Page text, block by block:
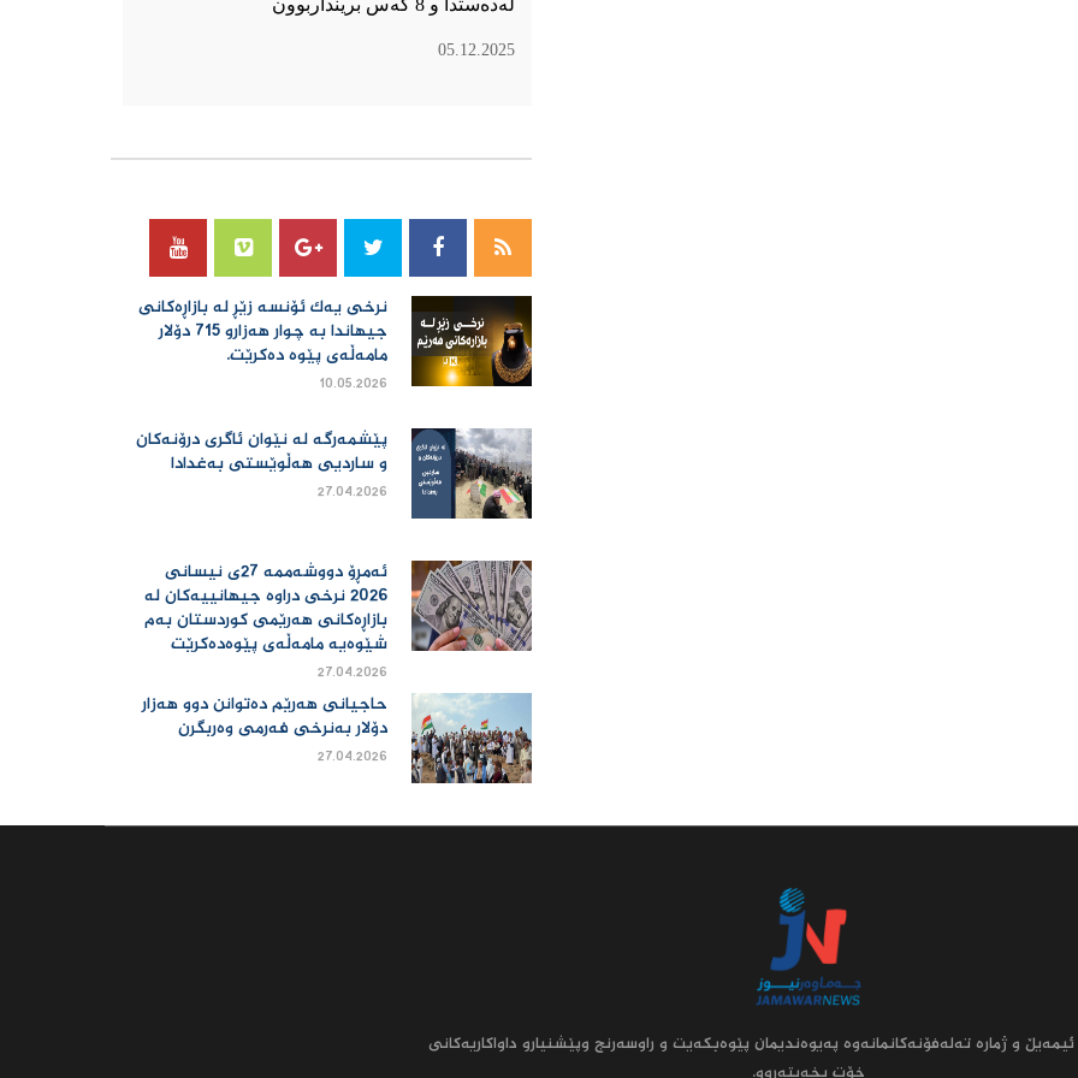
05.12.2025
نرخی یەك ئۆنسە زێڕ لە بازاڕەكانی
جیهاندا بە چوار هەزارو 715 دۆلار
مامەڵەی پێوە دەكرێت.
10.05.2026
پێشمەرگە لە نێوان ئاگری درۆنەکان
و ساردیی هەڵوێستی بەغدادا
27.04.2026
ئەمڕۆ دووشەممە 27ی نیسانی
2026 نرخی دراوە جیهانییەكان لە
بازاڕەكانی هەرێمی كوردستان بەم
شێوەیە مامەڵەی پێوەدەكرێت
27.04.2026
حاجیانی هەرێم دەتوانن دوو هەزار
دۆلار بەنرخی فەرمی وەربگرن
27.04.2026
و ژماره‌ ته‌له‌فۆنه‌کانمانه‌وه‌ په‌یوه‌ندیمان پێوه‌بکه‌یت و راوسه‌رنج وپێشنیارو داواکاریه‌کانى
خۆت بخه‌یته‌روو.